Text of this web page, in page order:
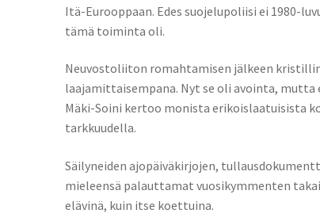
Itä-Eurooppaan. Edes suojelupoliisi ei 1980-
tämä toiminta oli.
Neuvostoliiton romahtamisen jälkeen
laajamittaisempana. Nyt se oli avointa, mutta
Mäki-Soini kertoo monista erikoislaatuisista
tarkkuudella.
Säilyneiden ajopäiväkirjojen,
mieleensä palauttamat vuosikymmenten
elävinä, kuin itse koettuina.